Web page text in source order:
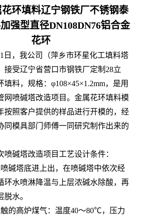
环填料辽宁钢铁厂不锈钢泰
强型直径DN108DN76铝合金
花环
日，我公司（萍乡市环星化工填料塔
接受辽宁省营口市钢铁厂定制28立
填料，规格：φ108×45×1.2mm，是用
网喷碱塔改造项目。金属花环填料模
按照客户提供的样品进行开模的，经
同模具部门师傅一同研究制作出来的
喷碱塔改造项目工艺设计条件：
碱塔底进上出，在喷碱塔中依次经
环水喷淋降温与上层浓碱水除酸，再
水。
的高炉煤气：温度40～80℃，压力